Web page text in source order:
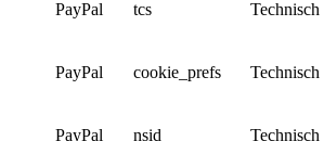
PayPal tcs Technisch
PayPal cookie_prefs Technisch
PayPal nsid Technisch